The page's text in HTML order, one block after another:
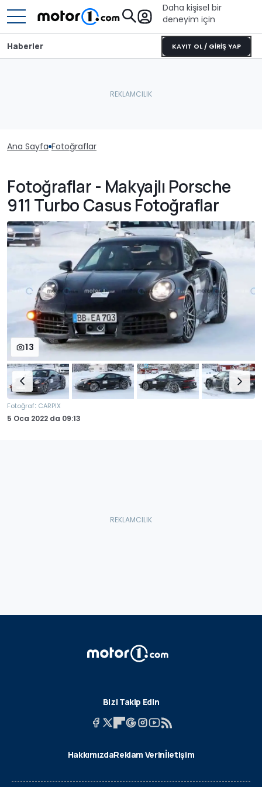
Daha kişisel bir
deneyim için
KAYIT OL / GİRİŞ YAP
Haberler
Ana Sayfa Fotoğraflar
Fotoğraflar - Makyajlı Porsche
911 Turbo Casus Fotoğraflar
13
Fotoğraf: CARPIX
5 Oca 2022 da 09:13
Bizi Takip Edin
HakkımızdaReklam Verinİletişim